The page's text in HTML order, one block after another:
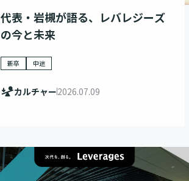
代表・岩槻が語る、レバレジーズ
の今と未来
新卒 中途
カルチャー2026.07.09